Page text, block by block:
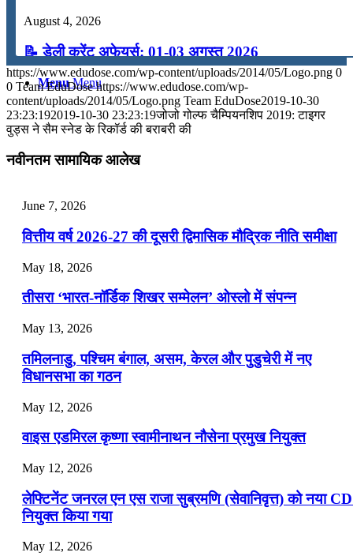
Menu Menu
August 4, 2026
📝 डेली करेंट अफेयर्स: 01-03 अगस्त 2026
July 31, 2026
📝 डेली करेंट अफेयर्स: 28-31 जुलाई 2026
July 25, 2026
📝 डेली करेंट अफेयर्स: 22-24 जुलाई 2026
July 22, 2026
📝 डेली करेंट अफेयर्स: 19-21 जुलाई 2026
July 19, 2026
📝 डेली करेंट अफेयर्स: 16-18 जुलाई 2026
https://www.edudose.com/wp-content/uploads/2014/05/Logo.png 0
0 Team EduDose https://www.edudose.com/wp-
content/uploads/2014/05/Logo.png Team EduDose2019-10-30
23:23:192019-10-30 23:23:19जोजो गोल्फ चैम्पियनशिप 2019: टाइगर
वुड्स ने सैम स्नेड के रिकॉर्ड की बराबरी की
नवीनतम सामायिक आलेख
June 7, 2026
वित्तीय वर्ष 2026-27 की दूसरी द्विमासिक मौद्रिक नीति समीक्षा
May 18, 2026
तीसरा ‘भारत-नॉर्डिक शिखर सम्मेलन’ ओस्लो में संपन्न
May 13, 2026
तमिलनाडु, पश्चिम बंगाल, असम, केरल और पुडुचेरी में नए
विधानसभा का गठन
May 12, 2026
वाइस एडमिरल कृष्णा स्वामीनाथन नौसेना प्रमुख नियुक्त
May 12, 2026
लेफ्टिनेंट जनरल एन एस राजा सुब्रमणि (सेवानिवृत्त) को नया
नियुक्त किया गया
May 12, 2026